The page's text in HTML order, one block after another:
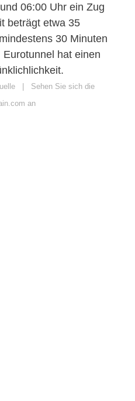
06:00 Uhr ein Zug
beträgt etwa 35
30 Minuten
hat einen
| Sehen Sie sich die
an